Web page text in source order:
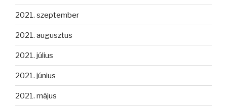
2021. szeptember
2021. augusztus
2021. július
2021. június
2021. május